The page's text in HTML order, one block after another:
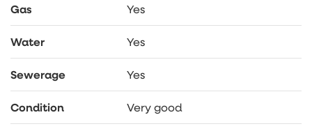
Gas Yes
Water Yes
Sewerage Yes
Condition Very good